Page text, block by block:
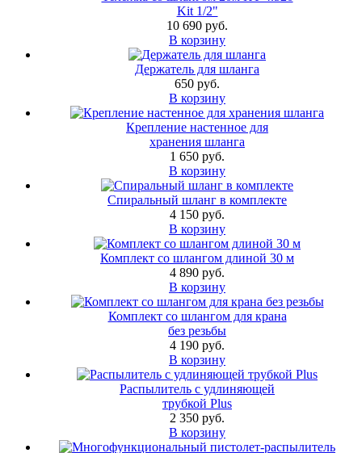
Kit 1/2"
10 690 руб.
В корзину
Держатель для шланга
650 руб.
В корзину
Крепление настенное для
хранения шланга
1 650 руб.
В корзину
Спиральный шланг в комплекте
4 150 руб.
В корзину
Комплект со шлангом длиной 30 м
4 890 руб.
В корзину
Комплект со шлангом для крана
без резьбы
4 190 руб.
В корзину
Распылитель с удлиняющей
трубкой Plus
2 350 руб.
В корзину